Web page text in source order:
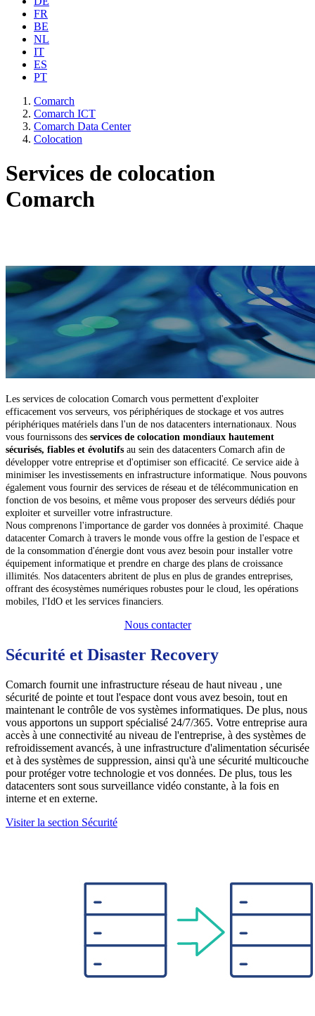
FR
BE
NL
IT
ES
PT
Comarch
Comarch ICT
Comarch Data Center
Colocation
Services de colocation
Comarch
Les services de colocation Comarch vous permettent d'exploiter
efficacement vos serveurs, vos périphériques de stockage et vos autres
périphériques matériels dans l'un de nos datacenters internationaux. Nous
vous fournissons des services de colocation mondiaux hautement
sécurisés, fiables et évolutifs au sein des datacenters Comarch afin de
développer votre entreprise et d'optimiser son efficacité. Ce service aide à
minimiser les investissements en infrastructure informatique. Nous pouvons
également vous fournir des services de réseau et de télécommunication en
fonction de vos besoins, et même vous proposer des serveurs dédiés pour
exploiter et surveiller votre infrastructure.
Nous comprenons l'importance de garder vos données à proximité. Chaque
datacenter Comarch à travers le monde vous offre la gestion de l'espace et
de la consommation d'énergie dont vous avez besoin pour installer votre
équipement informatique et prendre en charge des plans de croissance
illimités. Nos datacenters abritent de plus en plus de grandes entreprises,
offrant des écosystèmes numériques robustes pour le cloud, les opérations
mobiles, l'IdO et les services financiers.
Nous contacter
Sécurité et Disaster Recovery
Comarch fournit une infrastructure réseau de haut niveau , une
sécurité de pointe et tout l'espace dont vous avez besoin, tout en
maintenant le contrôle de vos systèmes informatiques. De plus, nous
vous apportons un support spécialisé 24/7/365. Votre entreprise aura
accès à une connectivité au niveau de l'entreprise, à des systèmes de
refroidissement avancés, à une infrastructure d'alimentation sécurisée
et à des systèmes de suppression, ainsi qu'à une sécurité multicouche
pour protéger votre technologie et vos données. De plus, tous les
datacenters sont sous surveillance vidéo constante, à la fois en
interne et en externe.
Visiter la section Sécurité